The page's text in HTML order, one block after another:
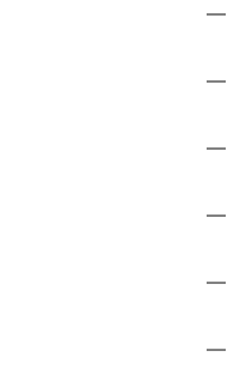
—
—
—
—
—
—